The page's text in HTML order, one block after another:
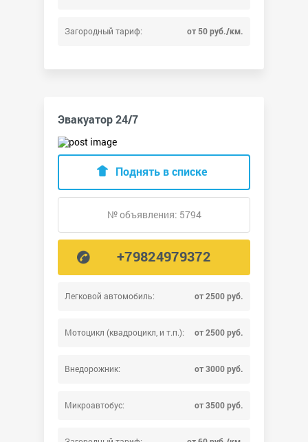
Загородный тариф: от 50 руб./км.
Эвакуатор 24/7
Легковой автомобиль: от 2500 руб.
Мотоцикл (квадроцикл, и т.п.): от 2500 руб.
Внедорожник: от 3000 руб.
Микроавтобус: от 3500 руб.
Поднять в списке
№ объявления: 5794
+79824979372